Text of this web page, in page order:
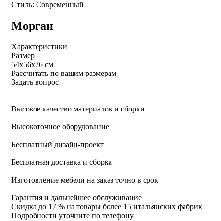
Стиль: Современный
Морган
Характеристики
Размер
54х56х76 см
Рассчитать по вашим размерам
Задать вопрос
Высокое качество материалов и сборки
Высокоточное оборудование
Бесплатный дизайн-проект
Бесплатная доставка и сборка
Изготовление мебели на заказ точно в срок
Гарантия и дальнейшее обслуживание
Скидка до 17 % на товары более 15 итальянских фабрик
Подробности уточните по телефону